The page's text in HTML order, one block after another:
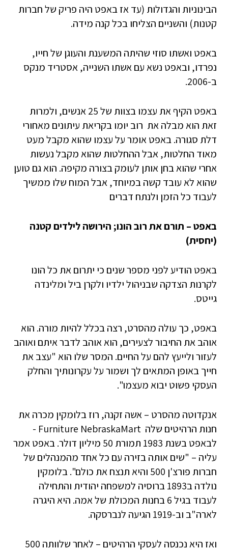
הבינוניות והגדולות (עד אז באפט היה פריק של חברות
קטנות) והשניים הצליחו בכל קנה מידה.
באפט ואשתו סוזי שהיתה המשענת והעוגן של חייו,
נפרדו, ובאפט נשא עם אשתו השנייה, אסטריד מנקס
ב-2006.
באפט הקיף את עצמו בצוות של 25 אנשים, ולמרות
זאת הוא מבלה את רוב יומו בקריאת עיתונים מאחורי
דלת סגורה. באפט אומר על עצמו שהוא מקבל מעט
מאוד החלטות, אבל ההחלטות שהוא מקבל נעשות
אחרי שהוא בחן אותן לעומק בצורה מקיפה. הוא גם טוען
שהוא לא עובד קשה במיוחד, אבל המוח שלו ממשיך
לעבוד כל הזמן ולנתח דברים
באפט – תורם את רוב הונו; הירושה לילדים קטנה
(יחסית)
באפט הודיע לפני מספר שנים כי יתרום את כל הונו
לקרנות הצדקה שבניהול ילדיו ולקרן ביל ומלינדה
גייטס.
באפט, כך עולה מהסרט, רצה בכלל להיות מורה. הוא
אוהב את החיבור לצעירים, הוא אוהב לדבר איתם ואוהב
לעזור ולייעץ להם על החיים. המסר שלו הוא "עצב את
חייך באופן המתאים לך ושמור על עקרונותיך והחלק
העסקי פשוט יבוא מעצמו".
אנקדוטה מהסרט – אשה זקנה, רוז בלומקין מכרה את
חנות הרהיטים שלה ­ Furniture NebraskaMart ­
לבאפט בשנת 1983 תמורת 50 מיליון דולר. באפט אמר
עליה – "שים אותה בזירה עם כל אחד מהמנהלים של
חברות פורצ'ן 500 והיא תנצח את כולם". בלומקין
נולדה ב­1893 ברוסיה למשפחה יהודית והתחילה
לעבוד בגיל 6 בחנות המכולת של אמה. היא היגרה
לארה"ב וב-­1919 הגיעה לנברסקה.
ואז היא נכנסה לעסקי הרהיטים – לאחר שלוותה 500